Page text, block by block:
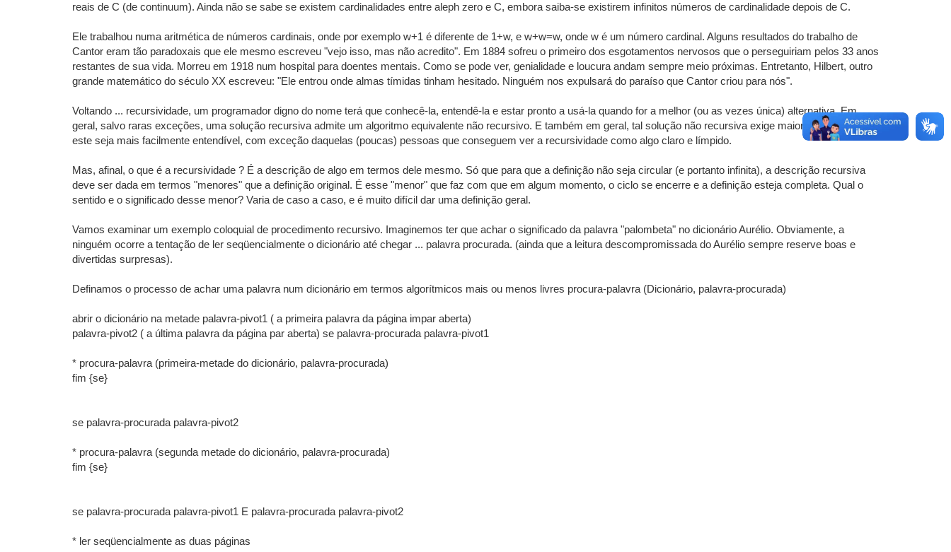
reais de C (de continuum). Ainda não se sabe se existem cardinalidades entre aleph zero e C, embora saiba-se existirem infinitos números de cardinalidade depois de C.
Ele trabalhou numa aritmética de números cardinais, onde por exemplo w+1 é diferente de 1+w, e w+w=w, onde w é um número cardinal. Alguns resultados do trabalho de
Cantor eram tão paradoxais que ele mesmo escreveu "vejo isso, mas não acredito". Em 1884 sofreu o primeiro dos esgotamentos nervosos que o perseguiriam pelos 33 anos
restantes de sua vida. Morreu em 1918 num hospital para doentes mentais. Como se pode ver, genialidade e loucura andam sempre meio próximas. Entretanto, Hilbert, outro
grande matemático do século XX escreveu: "Ele entrou onde almas tímidas tinham hesitado. Ninguém nos expulsará do paraíso que Cantor criou para nós".
Voltando ... recursividade, um programador digno do nome terá que conhecê-la, entendê-la e estar pronto a usá-la quando for a melhor (ou as vezes única) alternativa. Em
geral, salvo raras exceções, uma solução recursiva admite um algoritmo equivalente não recursivo. E também em geral, tal solução não recursiva exige maior código, embora
este seja mais facilmente entendível, com exceção daquelas (poucas) pessoas que conseguem ver a recursividade como algo claro e límpido.
Mas, afinal, o que é a recursividade ? É a descrição de algo em termos dele mesmo. Só que para que a definição não seja circular (e portanto infinita), a descrição recursiva
deve ser dada em termos "menores" que a definição original. É esse "menor" que faz com que em algum momento, o ciclo se encerre e a definição esteja completa. Qual o
sentido e o significado desse menor? Varia de caso a caso, e é muito difícil dar uma definição geral.
Vamos examinar um exemplo coloquial de procedimento recursivo. Imaginemos ter que achar o significado da palavra "palombeta" no dicionário Aurélio. Obviamente, a
ninguém ocorre a tentação de ler seqüencialmente o dicionário até chegar ... palavra procurada. (ainda que a leitura descompromissada do Aurélio sempre reserve boas e
divertidas surpresas).
Definamos o processo de achar uma palavra num dicionário em termos algorítmicos mais ou menos livres procura-palavra (Dicionário, palavra-procurada)
abrir o dicionário na metade palavra-pivot1 ( a primeira palavra da página impar aberta)
palavra-pivot2 ( a última palavra da página par aberta) se palavra-procurada palavra-pivot1
* procura-palavra (primeira-metade do dicionário, palavra-procurada)
fim {se}
se palavra-procurada palavra-pivot2
* procura-palavra (segunda metade do dicionário, palavra-procurada)
fim {se}
se palavra-procurada palavra-pivot1 E palavra-procurada palavra-pivot2
* ler seqüencialmente as duas páginas